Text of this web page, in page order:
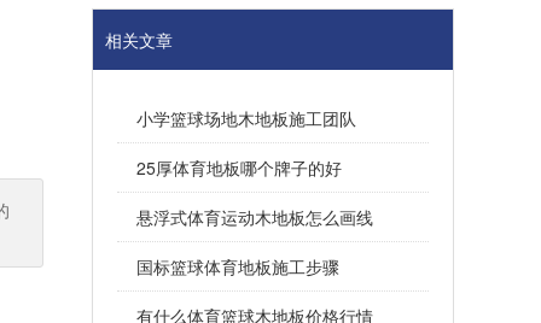
相关文章
小学篮球场地木地板施工团队
25厚体育地板哪个牌子的好
悬浮式体育运动木地板怎么画线
国标篮球体育地板施工步骤
有什么体育篮球木地板价格行情